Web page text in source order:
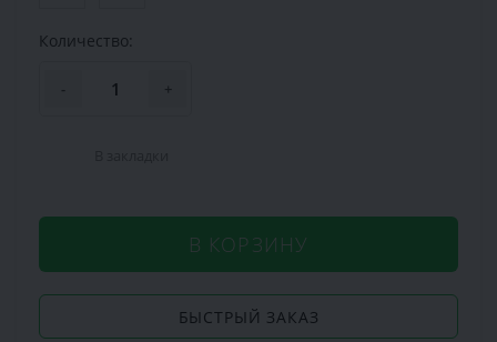
Количество:
- +
В КОРЗИНУ
БЫСТРЫЙ ЗАКАЗ